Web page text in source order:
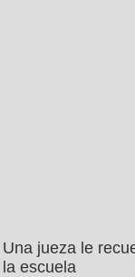
Una jueza le
la escuela